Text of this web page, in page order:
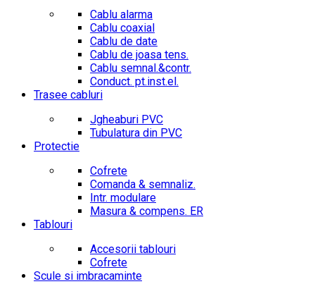
Cablu alarma
Cablu coaxial
Cablu de date
Cablu de joasa tens.
Cablu semnal.&contr.
Conduct. pt.inst.el.
Trasee cabluri
Jgheaburi PVC
Tubulatura din PVC
Protectie
Cofrete
Comanda & semnaliz.
Intr. modulare
Masura & compens. ER
Tablouri
Accesorii tablouri
Cofrete
Scule si imbracaminte